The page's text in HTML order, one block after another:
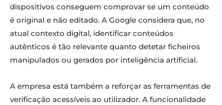
dispositivos conseguem comprovar se um conteúdo
é original e não editado. A Google considera que, no
atual contexto digital, identificar conteúdos
autênticos é tão relevante quanto detetar ficheiros
manipulados ou gerados por inteligência artificial.
A empresa está também a reforçar as ferramentas de
verificação acessíveis ao utilizador. A funcionalidade